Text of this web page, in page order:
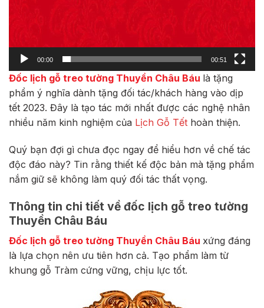
00:00 00:51
Đốc lịch gỗ treo tường Thuyền Châu Báu là tặng
phẩm ý nghĩa dành tặng đối tác/khách hàng vào dịp
tết 2023. Đây là tạo tác mới nhất được các nghệ nhân
nhiều năm kinh nghiệm của Lịch Gỗ Tết hoàn thiện.
Quý bạn đợi gì chưa đọc ngay để hiểu hơn về chế tác
độc đáo này? Tin rằng thiết kế độc bản mà tặng phẩm
nắm giữ sẽ không làm quý đối tác thất vọng.
Thông tin chi tiết về đốc lịch gỗ treo tường
Thuyền Châu Báu
Đốc lịch gỗ treo tường Thuyền Châu Báu xứng đáng
là lựa chọn nên ưu tiên hơn cả. Tạo phẩm làm từ
khung gỗ Tràm cứng vững, chịu lực tốt.